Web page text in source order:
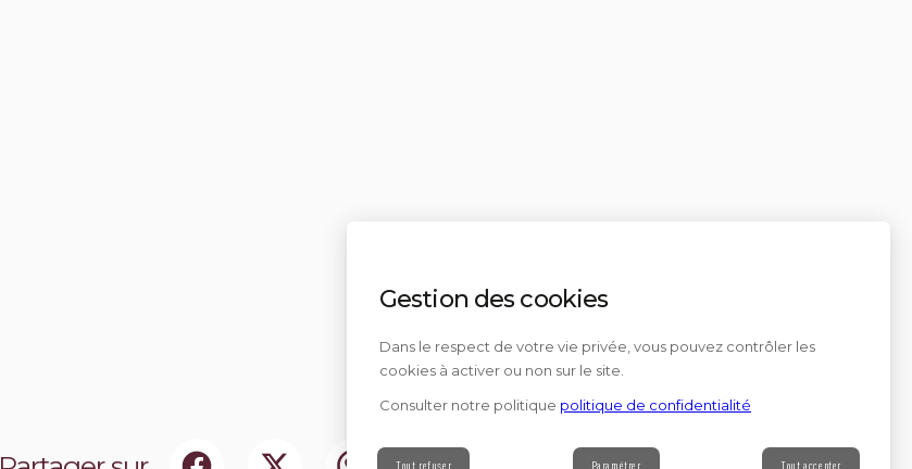
Contact
Gestion des cookies
Dans le respect de votre vie privée, vous pouvez contrôler les
cookies à activer ou non sur le site.
Consulter notre politique politique de confidentialité
Tout refuser Paramétrer Tout accepter